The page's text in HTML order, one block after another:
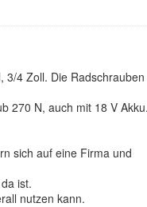
3/4 Zoll. Die Radschrauben
270 N, auch mit 18 V Akku.
sich auf eine Firma und
ist.
nutzen kann.